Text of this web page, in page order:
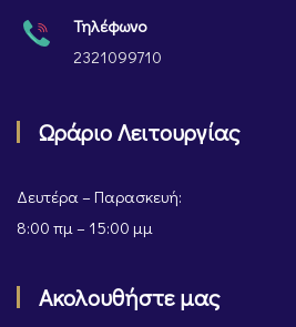
Τηλέφωνο
2321099710
Ωράριο Λειτουργίας
Δευτέρα – Παρασκευή:
8:00 πμ – 15:00 μμ
Ακολουθήστε μας